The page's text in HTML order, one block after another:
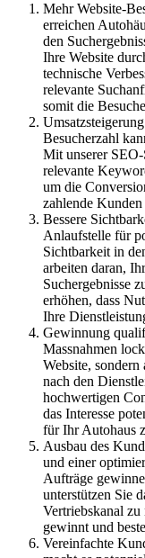
Mehr Website-
erreichen
den
Ihre Website
technische
relevante
somit die
Besucherzahl
Mit unserer
relevante
um die
zahlende
Bessere
Anlaufstelle für
Sichtbarkeit in
arbeiten daran,
Suchergebnisse
erhöhen, dass
Ihre
Gewinnung
Massnahmen
Website,
nach den
hochwertigen
das Interesse
für Ihr Autohaus
Ausbau des
und einer
Aufträge
unterstützen Sie
Vertriebskanal
gewinnt und
Vereinfachte